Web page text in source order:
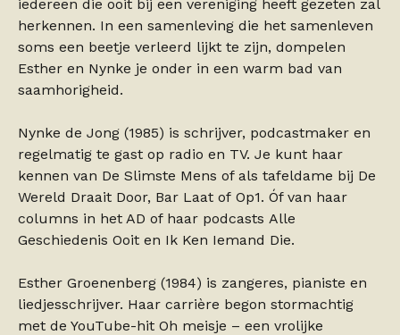
iedereen die ooit bij een vereniging heeft gezeten zal
herkennen. In een samenleving die het samenleven
soms een beetje verleerd lijkt te zijn, dompelen
Esther en Nynke je onder in een warm bad van
saamhorigheid.
Nynke de Jong (1985) is schrijver, podcastmaker en
regelmatig te gast op radio en TV. Je kunt haar
kennen van De Slimste Mens of als tafeldame bij De
Wereld Draait Door, Bar Laat of Op1. Óf van haar
columns in het AD of haar podcasts Alle
Geschiedenis Ooit en Ik Ken Iemand Die.
Esther Groenenberg (1984) is zangeres, pianiste en
liedjesschrijver. Haar carrière begon stormachtig
met de YouTube-hit Oh meisje – een vrolijke